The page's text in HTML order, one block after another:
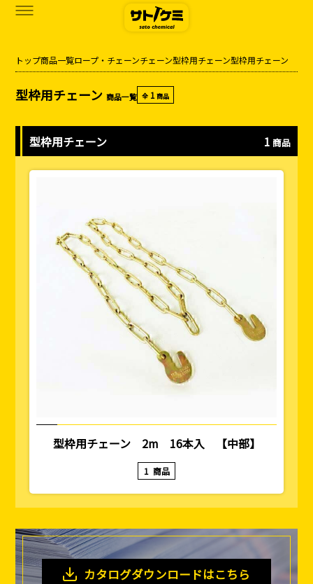
カタログダウンロード
サトケミって？
お知らせ
お問い合わせ
アクセス
トップ商品一覧ロープ・チェーンチェーン型枠用チェーン型枠用チェーン
型枠用チェーン 商品一覧 全 1 商品
型枠用チェーン 1 商品
型枠用チェーン 2m 16本入 【中部】
1 商品
カタログダウンロードはこちら